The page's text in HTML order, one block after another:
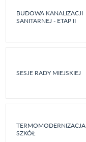
BUDOWA KANALIZACJI
SANITARNEJ - ETAP II
SESJE RADY MIEJSKIEJ
TERMOMODERNIZACJA
SZKÓŁ